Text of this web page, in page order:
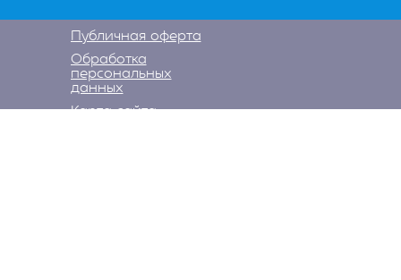
Публичная оферта
Обработка
персональных
данных
Карта сайта